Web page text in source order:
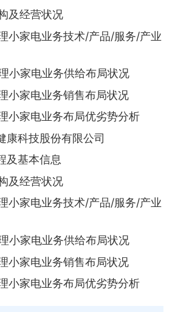
及经营状况
小家电业务技术/产品/服务/产业
小家电业务供给布局状况
小家电业务销售布局状况
小家电业务布局优劣势分析
康科技股份有限公司
及基本信息
及经营状况
小家电业务技术/产品/服务/产业
小家电业务供给布局状况
小家电业务销售布局状况
小家电业务布局优劣势分析